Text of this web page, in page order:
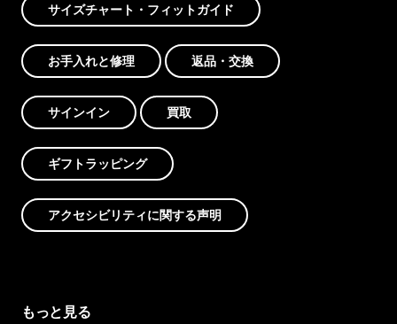
サイズチャート・フィットガイド
お手入れと修理 返品・交換
サインイン 買取
ギフトラッピング
アクセシビリティに関する声明
もっと見る